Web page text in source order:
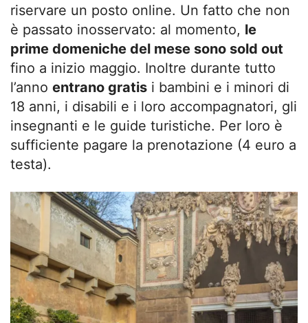
riservare un posto online. Un fatto che non
è passato inosservato: al momento, le
prime domeniche del mese sono sold out
fino a inizio maggio. Inoltre durante tutto
l’anno entrano gratis i bambini e i minori di
18 anni, i disabili e i loro accompagnatori, gli
insegnanti e le guide turistiche. Per loro è
sufficiente pagare la prenotazione (4 euro a
testa).